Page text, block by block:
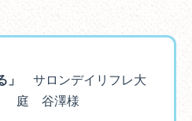
」
サロンデイリフレ大
庭 谷澤様